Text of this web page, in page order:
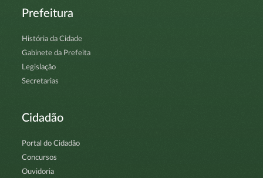
Prefeitura
História da Cidade
Gabinete da Prefeita
Legislação
Secretarias
Cidadão
Portal do Cidadão
Concursos
Ouvidoria